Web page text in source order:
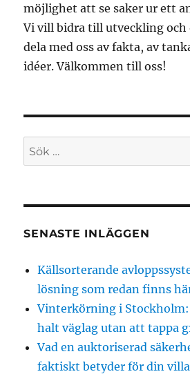
möjlighet att se saker ur ett
Vi vill bidra till utveckling och
dela med oss av fakta, av
idéer. Välkommen till oss!
Sök
efter:
SENASTE INLÄGGEN
Källsorterande
lösning som redan finns
Vinterkörning i Stockholm:
halt väglag utan att tappa
Vad en auktoriserad
faktiskt betyder för din villa